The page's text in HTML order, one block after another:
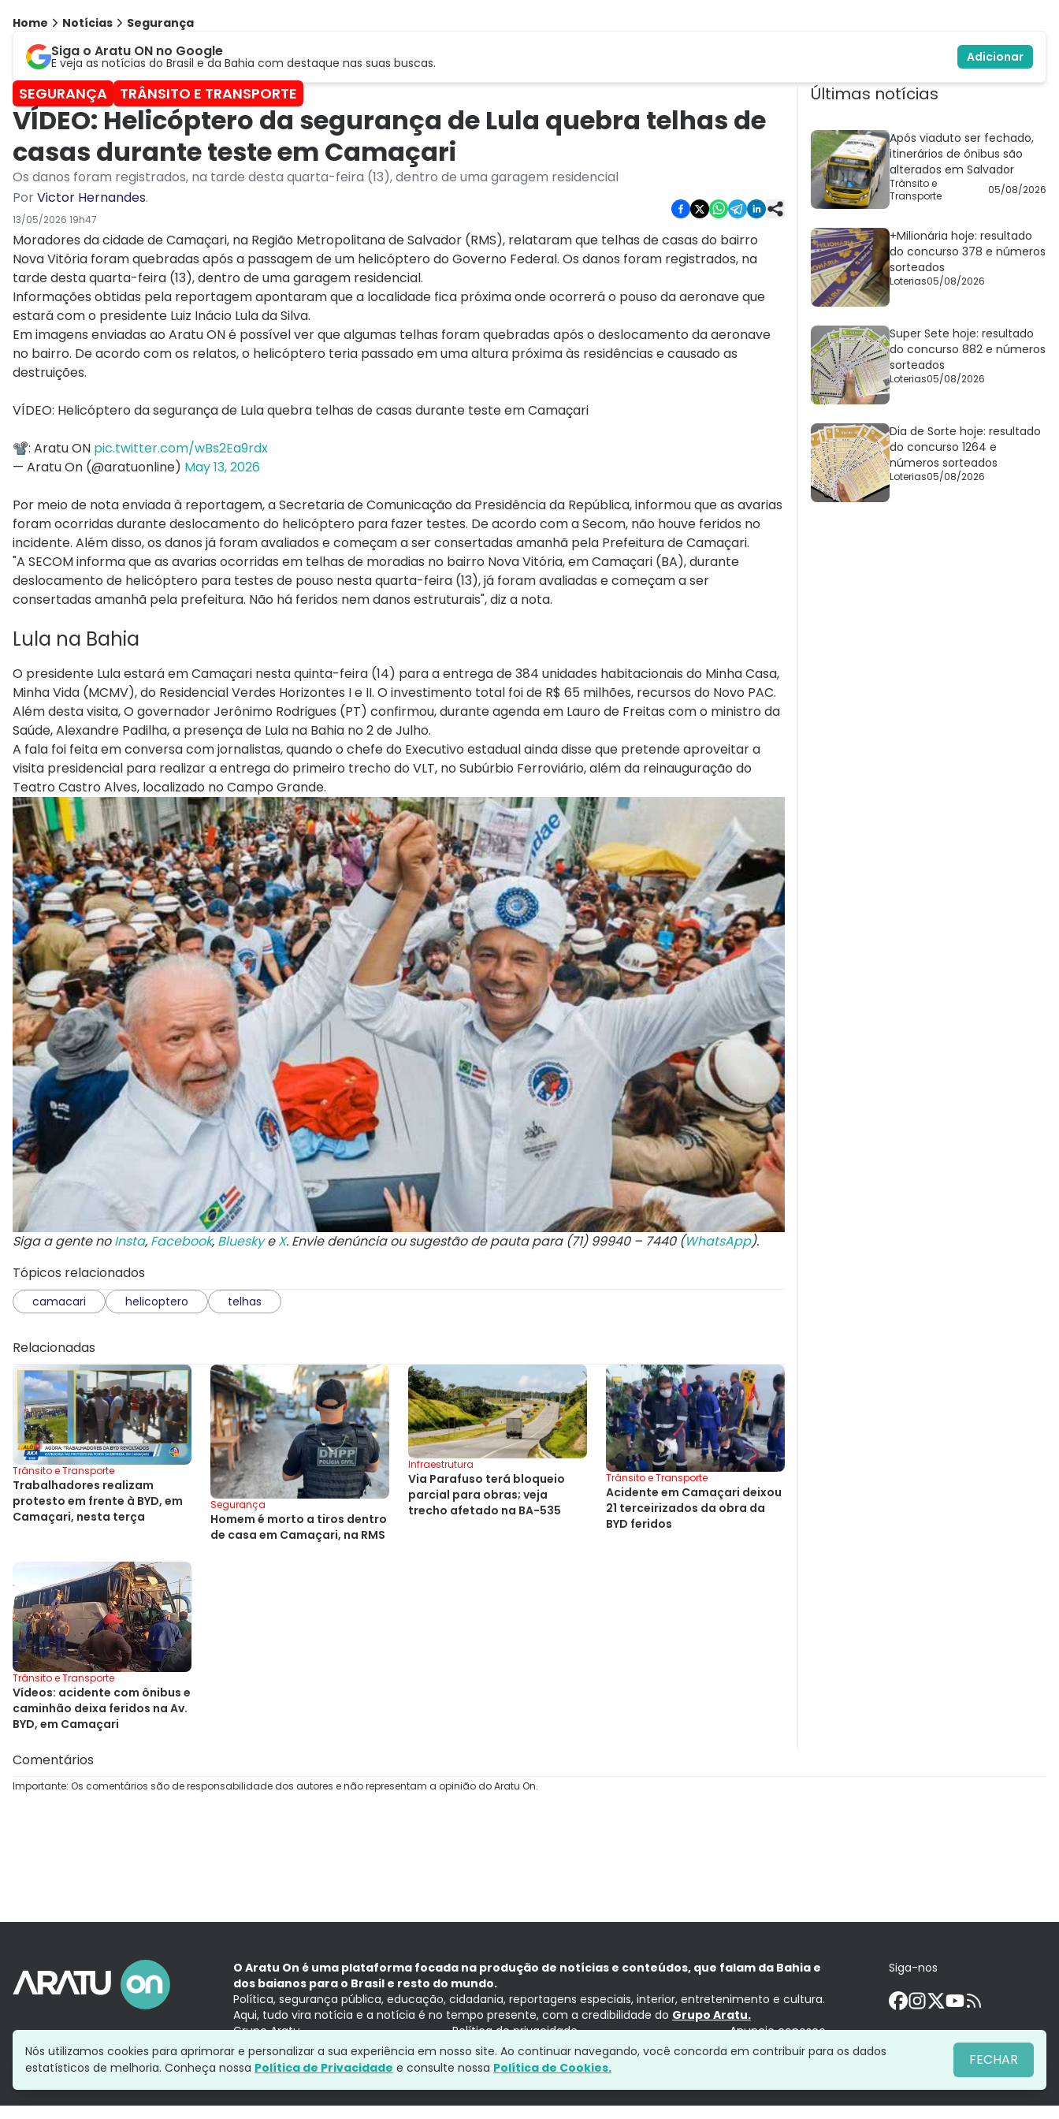
Home Notícias Segurança
Siga o Aratu ON no Google
E veja as notícias do Brasil e da Bahia com destaque nas suas buscas. Adicionar
SEGURANÇA TRÂNSITO E TRANSPORTE
VÍDEO: Helicóptero da segurança de Lula quebra telhas de
casas durante teste em Camaçari
Os danos foram registrados, na tarde desta quarta-feira (13), dentro de uma garagem residencial
PorVictor Hernandes.
13/05/2026 19h47
Moradores da cidade de Camaçari, na Região Metropolitana de Salvador (RMS), relataram que telhas de casas do bairro
Nova Vitória foram quebradas após a passagem de um helicóptero do Governo Federal. Os danos foram registrados, na
tarde desta quarta-feira (13), dentro de uma garagem residencial.
Informações obtidas pela reportagem apontaram que a localidade fica próxima onde ocorrerá o pouso da aeronave que
estará com o presidente Luiz Inácio Lula da Silva.
Em imagens enviadas ao Aratu ON é possível ver que algumas telhas foram quebradas após o deslocamento da aeronave
no bairro. De acordo com os relatos, o helicóptero teria passado em uma altura próxima às residências e causado as
destruições.
VÍDEO: Helicóptero da segurança de Lula quebra telhas de casas durante teste em Camaçari
📽️: Aratu ON pic.twitter.com/wBs2Ea9rdx
— Aratu On (@aratuonline) May 13, 2026
Por meio de nota enviada à reportagem, a Secretaria de Comunicação da Presidência da República, informou que as avarias
foram ocorridas durante deslocamento do helicóptero para fazer testes. De acordo com a Secom, não houve feridos no
incidente. Além disso, os danos já foram avaliados e começam a ser consertadas amanhã pela Prefeitura de Camaçari.
"A SECOM informa que as avarias ocorridas em telhas de moradias no bairro Nova Vitória, em Camaçari (BA), durante
deslocamento de helicóptero para testes de pouso nesta quarta-feira (13), já foram avaliadas e começam a ser
consertadas amanhã pela prefeitura. Não há feridos nem danos estruturais", diz a nota.
Lula na Bahia
O presidente Lula estará em Camaçari nesta quinta-feira (14) para a entrega de 384 unidades habitacionais do Minha Casa,
Minha Vida (MCMV), do Residencial Verdes Horizontes I e II. O investimento total foi de R$ 65 milhões, recursos do Novo PAC.
Além desta visita, O governador Jerônimo Rodrigues (PT) confirmou, durante agenda em Lauro de Freitas com o ministro da
Saúde, Alexandre Padilha, a presença de Lula na Bahia no 2 de Julho.
A fala foi feita em conversa com jornalistas, quando o chefe do Executivo estadual ainda disse que pretende aproveitar a
visita presidencial para realizar a entrega do primeiro trecho do VLT, no Subúrbio Ferroviário, além da reinauguração do
Teatro Castro Alves, localizado no Campo Grande.
Siga a gente noInsta, Facebook, BlueskyeX. Envie denúncia ou sugestão de pauta para (71) 99940 – 7440 (WhatsApp).
Tópicos relacionados
camacari helicoptero telhas
Relacionadas
Trânsito e Transporte
Trabalhadores realizam
protesto em frente à BYD, em
Camaçari, nesta terça
Segurança
Homem é morto a tiros dentro
de casa em Camaçari, na RMS
Infraestrutura
Via Parafuso terá bloqueio
parcial para obras; veja
trecho afetado na BA-535
Trânsito e Transporte
Acidente em Camaçari deixou
21 terceirizados da obra da
BYD feridos
Trânsito e Transporte
Vídeos: acidente com ônibus e
caminhão deixa feridos na Av.
BYD, em Camaçari
Últimas notícias
Após viaduto ser fechado,
itinerários de ônibus são
alterados em Salvador
Trânsito e
Transporte
05/08/2026
+Milionária hoje: resultado
do concurso 378 e números
sorteados
Loterias05/08/2026
Super Sete hoje: resultado
do concurso 882 e números
sorteados
Loterias05/08/2026
Dia de Sorte hoje: resultado
do concurso 1264 e
números sorteados
Loterias05/08/2026
Comentários
Importante: Os comentários são de responsabilidade dos autores e não representam a opinião do Aratu On.
O Aratu On é uma plataforma focada na produção de notícias e conteúdos, que falam da Bahia e
dos baianos para o Brasil e resto do mundo.
Política, segurança pública, educação, cidadania, reportagens especiais, interior, entretenimento e cultura.
Aqui, tudo vira notícia e a notícia é no tempo presente, com a credibilidade do Grupo Aratu.
Grupo Aratu
Política de privacidade Anuncie conosco
Siga-nos
Nós utilizamos cookies para aprimorar e personalizar a sua experiência em nosso site. Ao continuar navegando, você concorda em contribuir para os dados
estatísticos de melhoria. Conheça nossa Política de Privacidade e consulte nossa Política de Cookies. FECHAR